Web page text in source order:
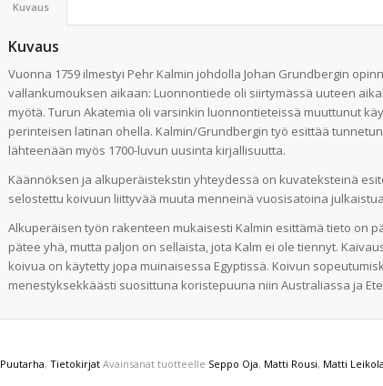
Kuvaus
Kuvaus
Vuonna 1759 ilmestyi Pehr Kalmin johdolla Johan Grundbergin
vallankumouksen aikaan: Luonnontiede oli siirtymässä uuteen
myötä. Turun Akatemia oli varsinkin luonnontieteissä muuttunut
perinteisen latinan ohella. Kalmin/Grundbergin työ esittää
lähteenään myös 1700-luvun uusinta kirjallisuutta.
Käännöksen ja alkuperäistekstin yhteydessä on kuvateksteinä
selostettu koivuun liittyvää muuta menneinä vuosisatoina
Alkuperäisen työn rakenteen mukaisesti Kalmin esittämä tieto on
pätee yhä, mutta paljon on sellaista, jota Kalm ei ole tiennyt.
koivua on käytetty jopa muinaisessa Egyptissä. Koivun
menestyksekkäästi suosittuna koristepuuna niin Australiassa ja
Puutarha, Tietokirjat Avainsanat tuotteelle Seppo Oja, Matti Rousi, Matti Leikola